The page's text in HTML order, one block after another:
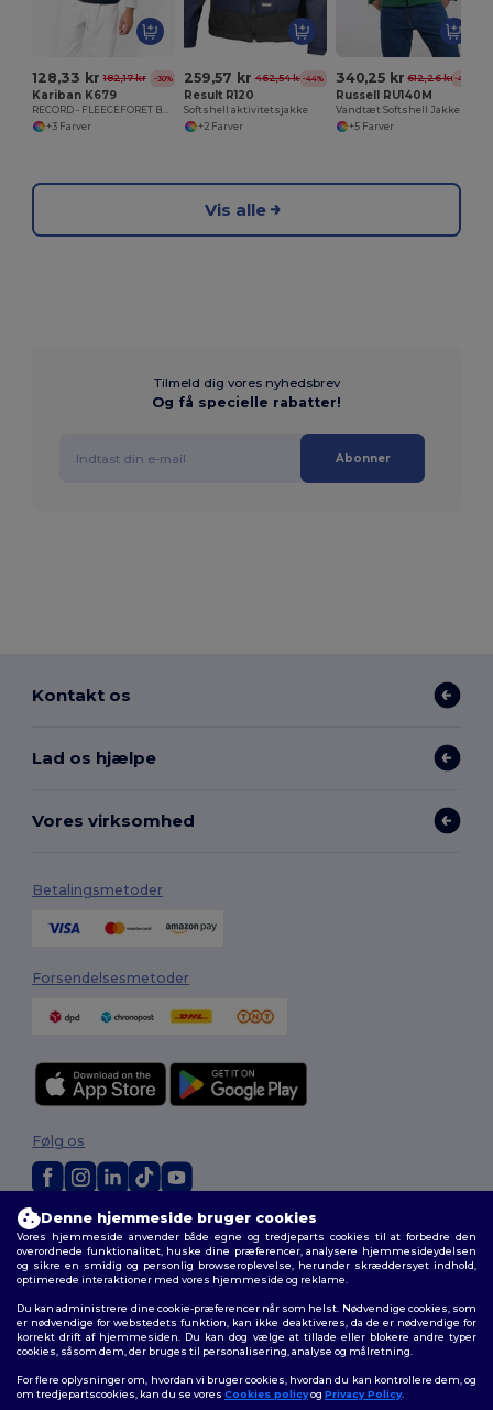
128,33 kr 182,17 kr -30%
Kariban K679
RECORD - FLEECEFORET BODYWARMER
+3 Farver
259,57 kr 462,54 kr-44%
Result R120
Softshell aktivitetsjakke
+2 Farver
340,25 kr 612,26 kr-44%
Russell RU140M
+5 Farver
Vis alle
Tilmeld dig vores nyhedsbrev
Og få specielle rabatter!
Abonner
Kontakt os
Lad os hjælpe
Vores virksomhed
Betalingsmetoder
Forsendelsesmetoder
2026. Alle rettigheder forbeholdes
Vilkår og Betingelser| Tilpasset politik|Fortrolighedspolitik|Politik for
cookies|Sitemap
Følg os
Denne hjemmeside bruger cookies
Vores hjemmeside anvender både egne og tredjeparts cookies til at forbedre den
overordnede funktionalitet, huske dine præferencer, analysere hjemmesideydelsen
og sikre en smidig og personlig browseroplevelse, herunder skræddersyet indhold,
optimerede interaktioner med vores hjemmeside og reklame.
Du kan administrere dine cookie-præferencer når som helst. Nødvendige cookies, som
er nødvendige for webstedets funktion, kan ikke deaktiveres, da de er nødvendige for
korrekt drift af hjemmesiden. Du kan dog vælge at tillade eller blokere andre typer
cookies, såsom dem, der bruges til personalisering, analyse og målretning.
For flere oplysninger om, hvordan vi bruger cookies, hvordan du kan kontrollere dem, og
om tredjepartscookies, kan du se vores Cookies policyog Privacy Policy.